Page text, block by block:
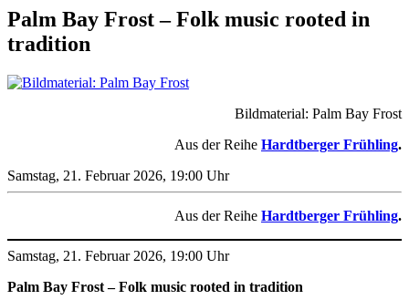
Palm Bay Frost – Folk music rooted in
tradition
Bildmaterial: Palm Bay Frost
Aus der Reihe Hardtberger Frühling.
Samstag, 21. Februar 2026, 19:00 Uhr
Aus der Reihe Hardtberger Frühling.
Samstag, 21. Februar 2026, 19:00 Uhr
Palm Bay Frost – Folk music rooted in tradition